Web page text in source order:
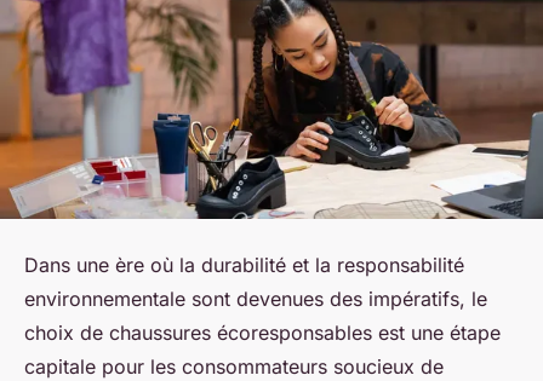
Dans une ère où la durabilité et la responsabilité
environnementale sont devenues des impératifs, le
choix de chaussures écoresponsables est une étape
capitale pour les consommateurs soucieux de